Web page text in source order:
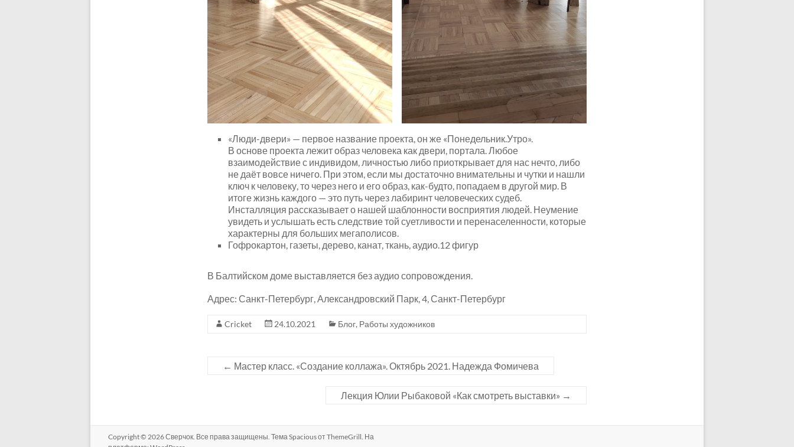
«Люди-двери» — первое название проекта, он же «Понедельник.Утро».
В основе проекта лежит образ человека как двери, портала. Любое
взаимодействие с индивидом, личностью либо приоткрывает для нас нечто, либо
не даёт вовсе ничего. При этом, если мы достаточно внимательны и чутки и нашли
ключ к человеку, то через него и его образ, как-будто, попадаем в другой мир. В
итоге жизнь каждого — это путь через лабиринт человеческих судеб.
Инсталляция рассказывает о нашей шаблонности восприятия людей. Неумение
увидеть и услышать есть следствие той суетливости и перенаселенности, которые
характерны для больших мегаполисов.
Гофрокартон, газеты, дерево, канат, ткань, аудио.12 фигур
В Балтийском доме выставляется без аудио сопровождения.
Адрес: Санкт-Петербург, Александровский Парк, 4, Санкт-Петербург
Cricket 24.10.2021 Блог, Работы художников
← Мастер класс. «Создание коллажа». Октябрь 2021. Надежда Фомичева
Лекция Юлии Рыбаковой «Как смотреть выставки» →
Copyright © 2026Сверчок . Все права защищены. Тема Spaciousот ThemeGrill. На